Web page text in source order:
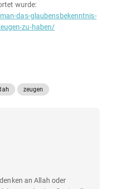
wurde:
das-glaubensbekenntnis-
zu-haben/
zeugen
an Allah oder